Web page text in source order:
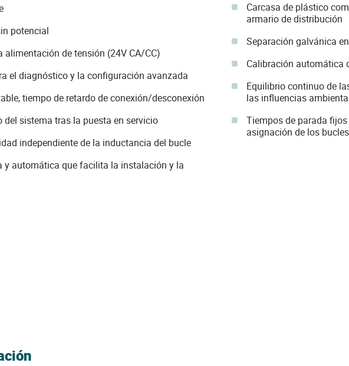
potencial
alimentación de tensión (24V CA/CC)
el diagnóstico y la configuración avanzada
tiempo de retardo de conexión/desconexión
sistema tras la puesta en servicio
independiente de la inductancia del bucle
y automática que facilita la instalación y la
Carcasa de plástico
armario de distribución
Separación galvánica
Calibración automática
Equilibrio continuo de
las influencias
Tiempos de parada
asignación de los bucles